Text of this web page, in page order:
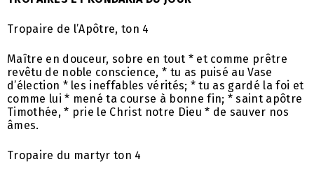
Tropaire de l’Apôtre, ton 4
Maître en douceur, sobre en tout * et comme prêtre
revêtu de noble conscience, * tu as puisé au Vase
d’élection * les ineffables vérités; * tu as gardé la foi et
comme lui * mené ta course à bonne fin; * saint apôtre
Timothée, * prie le Christ notre Dieu * de sauver nos
âmes.
Tropaire du martyr ton 4